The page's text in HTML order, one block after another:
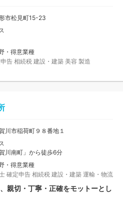
市松見町15-23
・得意業種
告 相続税 建設・建築 美容 製造
川市稲荷町９８番地１
川南町」から徒歩6分
・得意業種
確定申告 相続税 建設・建築 運輸・物流
親切・丁寧・正確をモットーとし